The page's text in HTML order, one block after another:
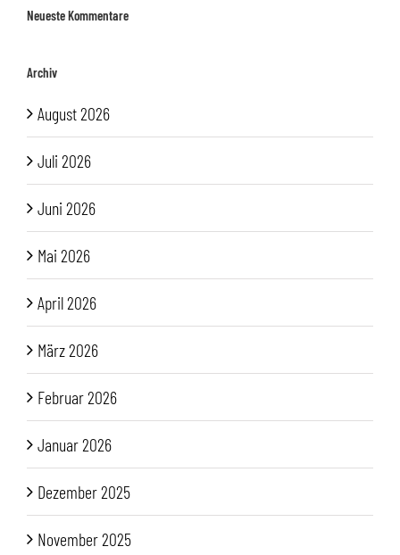
Neueste Kommentare
Archiv
August 2026
Juli 2026
Juni 2026
Mai 2026
April 2026
März 2026
Februar 2026
Januar 2026
Dezember 2025
November 2025